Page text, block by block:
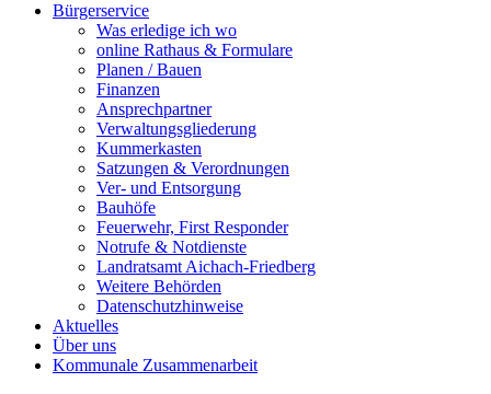
Bürgerservice
Was erledige ich wo
online Rathaus & Formulare
Planen / Bauen
Finanzen
Ansprechpartner
Verwaltungsgliederung
Kummerkasten
Satzungen & Verordnungen
Ver- und Entsorgung
Bauhöfe
Feuerwehr, First Responder
Notrufe & Notdienste
Landratsamt Aichach-Friedberg
Weitere Behörden
Datenschutzhinweise
Aktuelles
Über uns
Kommunale Zusammenarbeit